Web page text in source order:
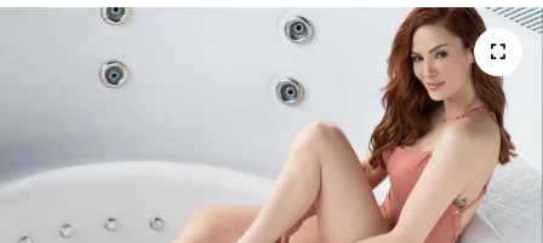
GÜNDEM
MAGAZİN
EĞİTİM
Son Dakika Haberleri
Haber Arşivi